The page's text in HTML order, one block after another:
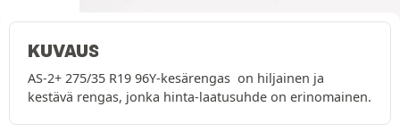
KUVAUS
AS-2+ 275/35 R19 96Y-kesärengas on hiljainen ja
kestävä rengas, jonka hinta-laatusuhde on erinomainen.